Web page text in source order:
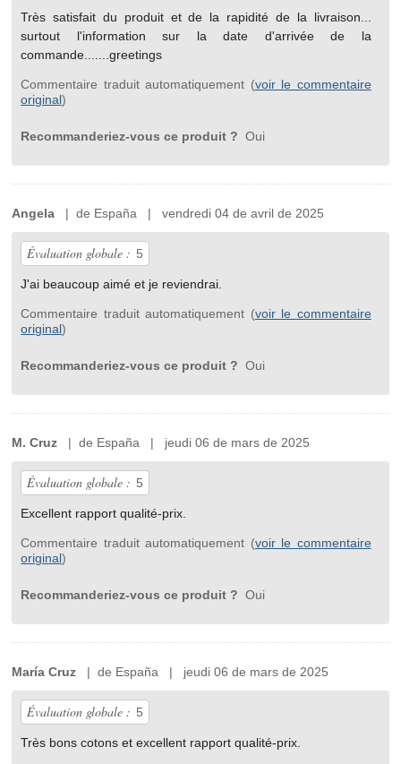
Très satisfait du produit et de la rapidité de la livraison...
surtout l'information sur la date d'arrivée de la
commande.......greetings
Commentaire traduit automatiquement (voir le commentaire
original)
Recommanderiez-vous ce produit ? Oui
Angela | de España | vendredi 04 de avril de 2025
Évaluation globale : 5
J'ai beaucoup aimé et je reviendrai.
Commentaire traduit automatiquement (voir le commentaire
original)
Recommanderiez-vous ce produit ? Oui
M. Cruz | de España | jeudi 06 de mars de 2025
Évaluation globale : 5
Excellent rapport qualité-prix.
Commentaire traduit automatiquement (voir le commentaire
original)
Recommanderiez-vous ce produit ? Oui
María Cruz | de España | jeudi 06 de mars de 2025
Évaluation globale : 5
Très bons cotons et excellent rapport qualité-prix.